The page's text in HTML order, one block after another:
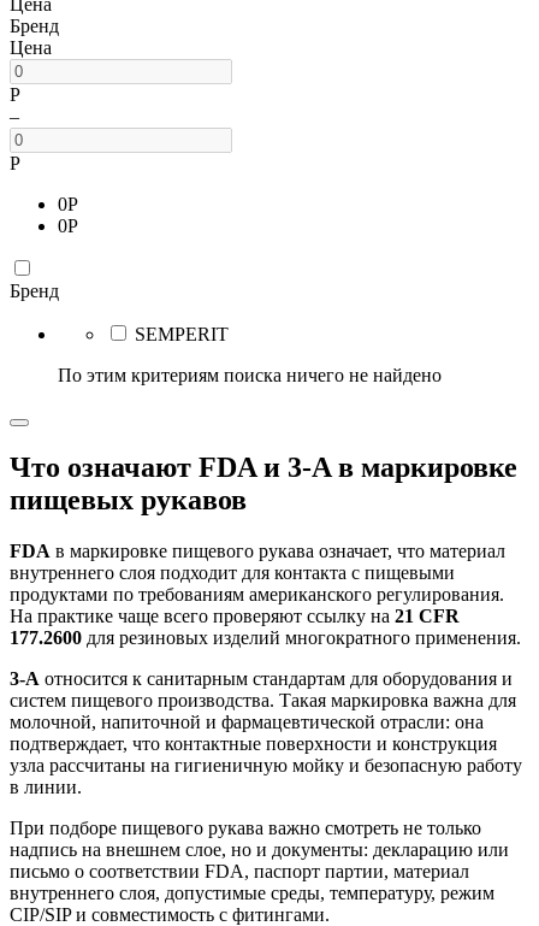
Бренд
Цена
Р
–
Р
0Р
0Р
Бренд
SEMPERIT
По этим критериям поиска ничего не найдено
Что означают FDA и 3-A в маркировке
пищевых рукавов
FDA в маркировке пищевого рукава означает, что материал
внутреннего слоя подходит для контакта с пищевыми
продуктами по требованиям американского регулирования.
На практике чаще всего проверяют ссылку на 21 CFR
177.2600 для резиновых изделий многократного применения.
3-A относится к санитарным стандартам для оборудования и
систем пищевого производства. Такая маркировка важна для
молочной, напиточной и фармацевтической отрасли: она
подтверждает, что контактные поверхности и конструкция
узла рассчитаны на гигиеничную мойку и безопасную работу
в линии.
При подборе пищевого рукава важно смотреть не только
надпись на внешнем слое, но и документы: декларацию или
письмо о соответствии FDA, паспорт партии, материал
внутреннего слоя, допустимые среды, температуру, режим
CIP/SIP и совместимость с фитингами.